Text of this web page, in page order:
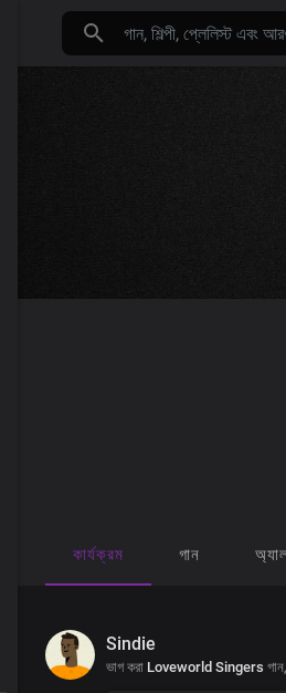
কার্যক্রম গান
Sindie
ভাগ করা Loveworld Singers গান,